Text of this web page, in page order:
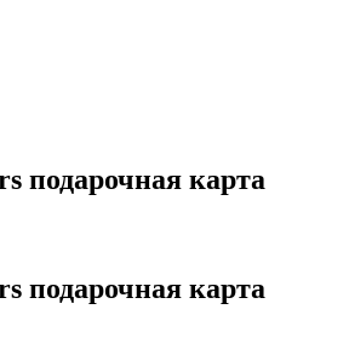
подарочная карта
подарочная карта